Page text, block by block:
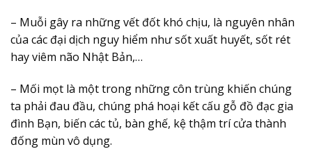
– Muỗi gây ra những vết đốt khó chịu, là nguyên nhân
của các đại dịch nguy hiểm như sốt xuất huyết, sốt rét
hay viêm não Nhật Bản,…
– Mối mọt là một trong những côn trùng khiến chúng
ta phải đau đầu, chúng phá hoại kết cấu gỗ đồ đạc gia
đình Bạn, biến các tủ, bàn ghế, kệ thậm trí cửa thành
đống mùn vô dụng.